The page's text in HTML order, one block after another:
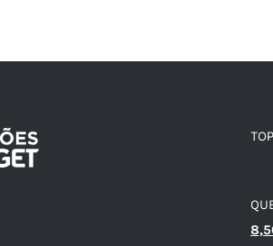
O